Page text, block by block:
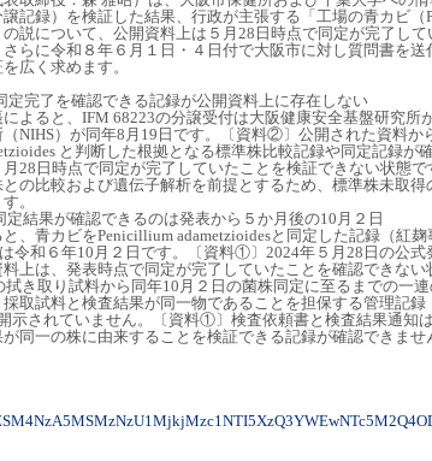
記録）を検証した結果、行政が主張する「工場の青カビ（
の説について、公開資料上は５月28日時点で同定が完了して
らに令和８年６月１日・４日付で大阪市に対し質問書を送
広く求めます。
完了を確認できる記録が公開資料上に存在しない
よると、IFM 68223の分譲受付は大阪健康安全基盤研究所
NIHS）が同年8月19日です。〔資料②〕公開された資料か
と判断した根拠となる標準株比較記録や同定記録が
28日時点で同定が完了していたことを検証できない状態で
の比較および遺伝子解析を前提とするため、標準株未取得
。
結果が確認できるのは発表から５か月後の10月２日
、青カビをPenicillium adametzioidesと同定した記録（紅麹
令和６年10月２日です。〔資料①〕2024年５月28日の公式
上は、発表時点で同定が完了していたことを確認できない
拭き取り試料から同年10月２日の菌株同定に至るまでの一
取試料と検査結果が同一物であることを担保する管理記録
されていません。〔資料①〕検査依頼書と検査結果通知
同一の株に由来することを検証できる記録が確認できませ